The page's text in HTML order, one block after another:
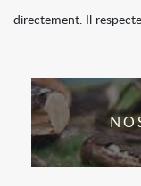
directement. Il